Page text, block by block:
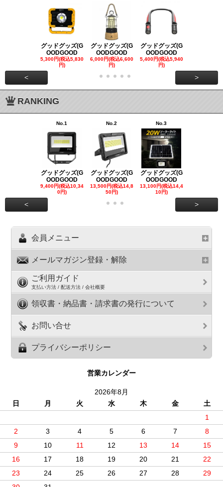
グッドグッズ(G
OODGOOD
5,300円(税込5,830
円)
グッドグッズ(G
OODGOOD
6,000円(税込6,600
円)
グッドグッズ(G
OODGOOD
5,400円(税込5,940
円)
< >
RANKING
No.1
グッドグッズ(G
OODGOOD
9,400円(税込10,34
0円)
No.2
グッドグッズ(G
OODGOOD
13,500円(税込14,8
50円)
No.3
グッドグッズ(G
OODGOOD
13,100円(税込14,4
10円)
< >
会員メニュー
メールマガジン登録・解除
ご利用ガイド
支払い方法 / 配送方法 / 会社概要
領収書・納品書・請求書の発行について
お問い合せ
プライバシーポリシー
営業カレンダー
2026年8月
日
月 火 水 木 金
土
1
2
3 4 5 6 7
8
9
10 11 12 13 14
15
16
17 18 19 20 21
22
23
24 25 26 27 28
29